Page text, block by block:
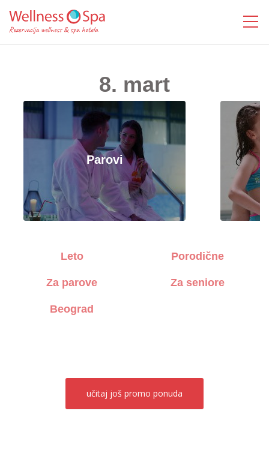
8. mart
Parovi
Leto Porodične
Za parove Za seniore
Beograd
učitaj još promo ponuda